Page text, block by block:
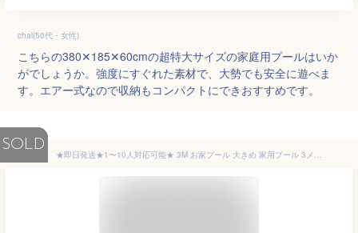
chai(50代・女性)
こちらの380✕185✕60cmの超特大サイズの家庭用プールはいか
がでしょうか。強度にすぐれた素材で、大勢でも安全に遊べま
す。エアー式なので収納もコンパクトにできおすすめです。
SOLD
★即日発送★1〜10人対応可能★ 3M お家プール 大きめ 家用プール 3メートルプール 折りたたみプール 3m ビニールプール 大型 プール 家庭用プール 子供用 ファミリープール 空気入れ不要 ボールプール ビニールプール 折り畳み おしゃれ 大人用 キッズ おもちゃ お盆休み